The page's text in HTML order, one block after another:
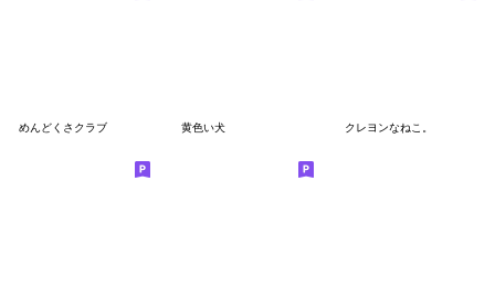
めんどくさクラブ 黄色い犬 クレヨンなねこ。